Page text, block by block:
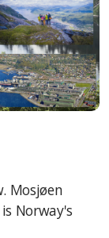
Mosjøen
Norway's